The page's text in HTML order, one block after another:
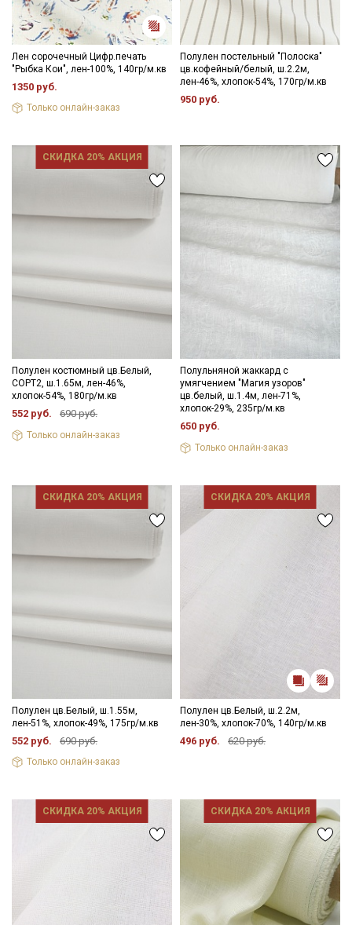
Лен сорочечный Цифр.печать
"Рыбка Кои", лен-100%, 140гр/м.кв
1350 руб.
Только онлайн-заказ
Полулен постельный "Полоска"
цв.кофейный/белый, ш.2.2м,
лен-46%, хлопок-54%, 170гр/м.кв
950 руб.
СКИДКА 20% АКЦИЯ
Полулен костюмный цв.Белый,
СОРТ2, ш.1.65м, лен-46%,
хлопок-54%, 180гр/м.кв
552 руб. 690 руб.
Только онлайн-заказ
Полульняной жаккард с
умягчением "Магия узоров"
цв.белый, ш.1.4м, лен-71%,
хлопок-29%, 235гр/м.кв
650 руб.
Только онлайн-заказ
СКИДКА 20% АКЦИЯ
Полулен цв.Белый, ш.1.55м,
лен-51%, хлопок-49%, 175гр/м.кв
552 руб. 690 руб.
Только онлайн-заказ
СКИДКА 20% АКЦИЯ
Полулен цв.Белый, ш.2.2м,
лен-30%, хлопок-70%, 140гр/м.кв
496 руб. 620 руб.
СКИДКА 20% АКЦИЯ СКИДКА 20% АКЦИЯ